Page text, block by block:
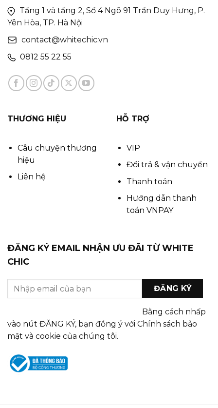
Tầng 1 và tầng 2, Số 4 Ngõ 91 Trần Duy Hưng, P.
Yên Hòa, TP. Hà Nội
contact@whitechic.vn
0812 55 22 55
THƯƠNG HIỆU
Câu chuyện thương
hiệu
Liên hệ
HỖ TRỢ
VIP
Đổi trả & vận chuyển
Thanh toán
Hướng dẫn thanh
toán VNPAY
ĐĂNG KÝ EMAIL NHẬN ƯU ĐÃI TỪ WHITE
CHIC
Bằng cách nhấp
vào nút ĐĂNG KÝ, bạn đồng ý với Chính sách bảo
mật và cookie của chúng tôi.